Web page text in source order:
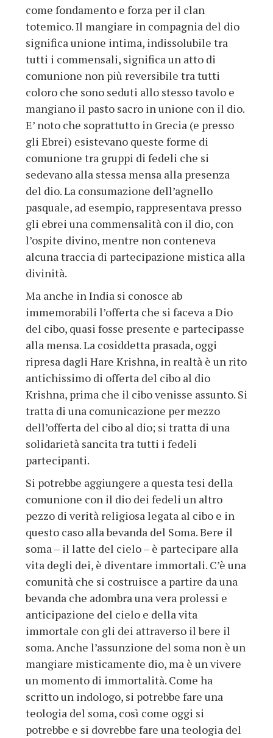
come fondamento e forza per il clan
totemico. Il mangiare in compagnia del dio
significa unione intima, indissolubile tra
tutti i commensali, significa un atto di
comunione non più reversibile tra tutti
coloro che sono seduti allo stesso tavolo e
mangiano il pasto sacro in unione con il dio.
E’ noto che soprattutto in Grecia (e presso
gli Ebrei) esistevano queste forme di
comunione tra gruppi di fedeli che si
sedevano alla stessa mensa alla presenza
del dio. La consumazione dell’agnello
pasquale, ad esempio, rappresentava presso
gli ebrei una commensalità con il dio, con
l’ospite divino, mentre non conteneva
alcuna traccia di partecipazione mistica alla
divinità.
Ma anche in India si conosce ab
immemorabili l’offerta che si faceva a Dio
del cibo, quasi fosse presente e partecipasse
alla mensa. La cosiddetta prasada, oggi
ripresa dagli Hare Krishna, in realtà è un rito
antichissimo di offerta del cibo al dio
Krishna, prima che il cibo venisse assunto. Si
tratta di una comunicazione per mezzo
dell’offerta del cibo al dio; si tratta di una
solidarietà sancita tra tutti i fedeli
partecipanti.
Si potrebbe aggiungere a questa tesi della
comunione con il dio dei fedeli un altro
pezzo di verità religiosa legata al cibo e in
questo caso alla bevanda del Soma. Bere il
soma – il latte del cielo – è partecipare alla
vita degli dei, è diventare immortali. C’è una
comunità che si costruisce a partire da una
bevanda che adombra una vera prolessi e
anticipazione del cielo e della vita
immortale con gli dei attraverso il bere il
soma. Anche l’assunzione del soma non è un
mangiare misticamente dio, ma è un vivere
un momento di immortalità. Come ha
scritto un indologo, si potrebbe fare una
teologia del soma, così come oggi si
potrebbe e si dovrebbe fare una teologia del